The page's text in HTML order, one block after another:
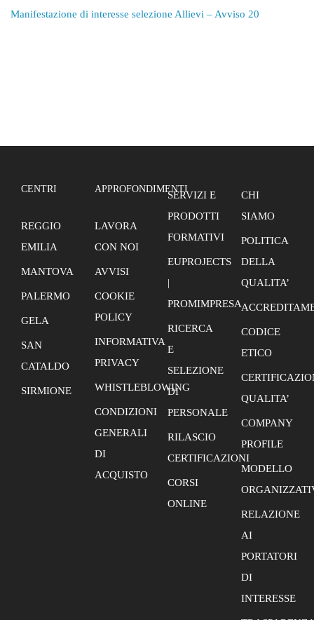
Manifestazione di interesse selezione Allievi – Avviso 20
CENTRI
REGGIO
EMILIA
MANTOVA
PALERMO
GELA
SAN
CATALDO
SIRMIONE
APPROFONDIMENTI
LAVORA
CON NOI
AVVISI
COOKIE
POLICY
INFORMATIVA
PRIVACY
WHISTLEBLOWING
CONDIZIONI
GENERALI
DI
ACQUISTO
SERVIZI E
PRODOTTI
FORMATIVI
EUPROJECTS
|
PROMIMPRESA
RICERCA
E
SELEZIONE
DI
PERSONALE
RILASCIO
CERTIFICAZIONI
CORSI
ONLINE
CHI
SIAMO
POLITICA
DELLA
QUALITA’
CODICE
ETICO
QUALITA’
COMPANY
PROFILE
MODELLO
RELAZIONE
AI
PORTATORI
DI
INTERESSE